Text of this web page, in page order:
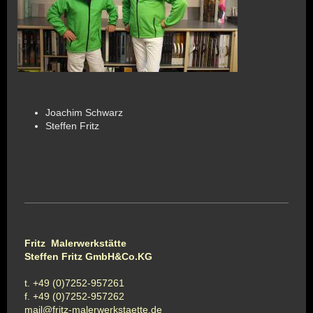
Joachim Schwarz
Steffen Fritz
Fritz Malerwerkstätte
Steffen Fritz GmbH&Co.KG
t. +49 (0)7252-957261
f. +49 (0)7252-957262
mail@fritz-malerwerkstaette.de